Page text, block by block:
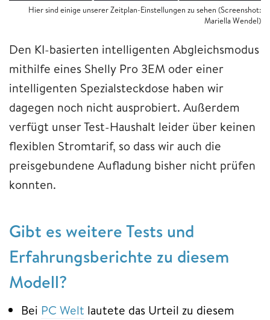
Hier sind einige unserer Zeitplan-Einstellungen zu sehen (Screenshot:
Mariella Wendel)
Den KI-basierten intelligenten Abgleichsmodus
mithilfe eines Shelly Pro 3EM oder einer
intelligenten Spezialsteckdose haben wir
dagegen noch nicht ausprobiert. Außerdem
verfügt unser Test-Haushalt leider über keinen
flexiblen Stromtarif, so dass wir auch die
preisgebundene Aufladung bisher nicht prüfen
konnten.
Gibt es weitere Tests und
Erfahrungsberichte zu diesem
Modell?
Bei PC Welt lautete das Urteil zu diesem